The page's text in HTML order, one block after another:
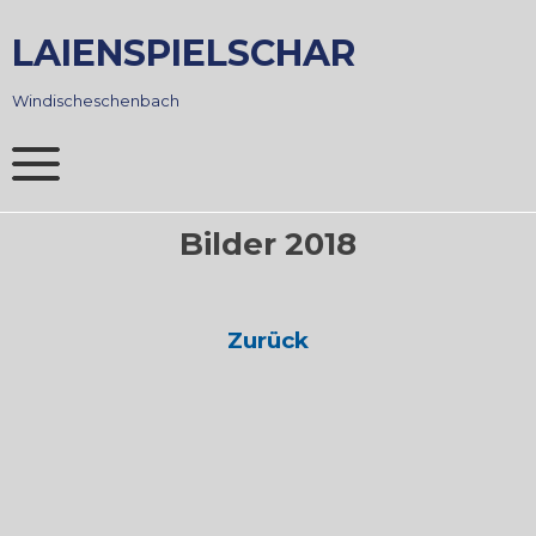
to
content
LAIENSPIELSCHAR
Windischeschenbach
Bilder 2018
Zurück